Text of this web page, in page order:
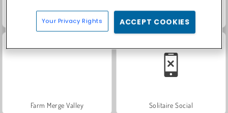
Masha and the Bear: Meadows
Farm Merge Valley Solitaire Social
Your Privacy Rights ACCEPT COOKIES